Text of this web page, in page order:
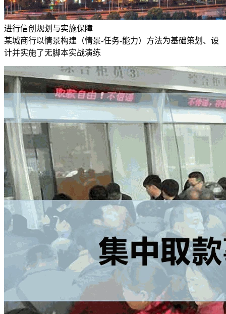
进行信创规划与实施保障
某城商行以情景构建（情景-任务-能力）方法为基础策划、设
计并实施了无脚本实战演练